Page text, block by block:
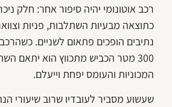
רכב אוטונומי יהיה סיפור אחר: חלק
כתוצאה מבעיות השתלבות, פניות
נתיבים הופכים פתאום לשניים.
300 מטר הכביש מתכווץ הוא יתאם
המכוניות והעומס יפחת וייעלם.
שעשוע מסביר לעובדיו שרוב שיעורי